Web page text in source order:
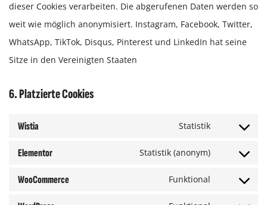
dieser Cookies verarbeiten. Die abgerufenen Daten werden so
weit wie möglich anonymisiert. Instagram, Facebook, Twitter,
WhatsApp, TikTok, Disqus, Pinterest und LinkedIn hat seine
Sitze in den Vereinigten Staaten
6. Platzierte Cookies
Wistia Statistik
Elementor Statistik (anonym)
WooCommerce Funktional